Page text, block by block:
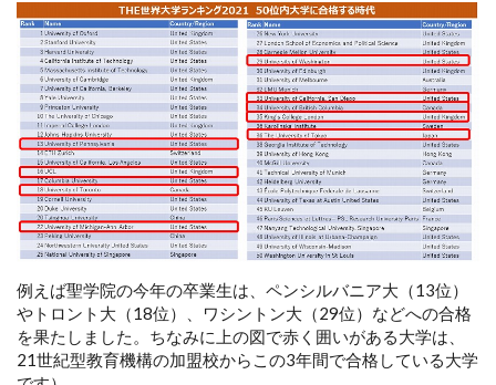
例えば聖学院の今年の卒業生は、ペンシルバニア大（13位）
やトロント大（18位）、ワシントン大（29位）などへの合格
を果たしました。ちなみに上の図で赤く囲いがある大学は、
21世紀型教育機構の加盟校からこの3年間で合格している大学